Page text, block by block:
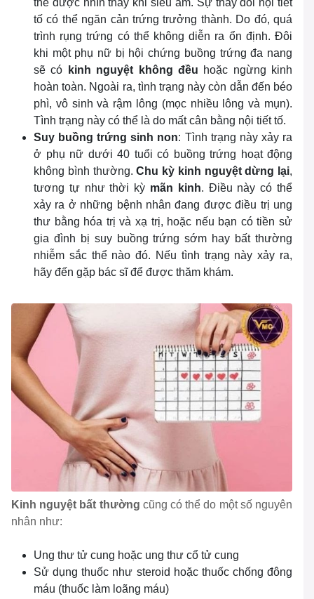
thể được nhìn thấy khi siêu âm. Sự thay đổi nội tiết
tố có thể ngăn cản trứng trưởng thành. Do đó, quá
trình rụng trứng có thể không diễn ra ổn định. Đôi
khi một phụ nữ bị hội chứng buồng trứng đa nang
sẽ có
kinh nguyệt không đều hoặc ngừng kinh
hoàn toàn. Ngoài ra, tình trạng này còn dẫn đến béo
phì, vô sinh và rậm lông (mọc nhiều lông và mụn).
Tình trạng này có thể là do mất cân bằng nội tiết tố.
Suy buồng trứng sinh non: Tình trạng này xảy ra
ở phụ nữ dưới 40 tuổi có buồng trứng hoạt động
không bình thường.Chu kỳ kinh nguyệt dừng lại,
tương tự như thời kỳ mãn kinh. Điều này có thể
xảy ra ở những bệnh nhân đang được điều trị ung
thư bằng hóa trị và xạ trị, hoặc nếu bạn có tiền sử
gia đình bị suy buồng trứng sớm hay bất thường
nhiễm sắc thể nào đó. Nếu tình trạng này xảy ra,
hãy đến gặp bác sĩ để được thăm khám.
Kinh nguyệt bất thường cũng có thể do một số nguyên
nhân như:
Ung thư tử cung hoặc ung thư cổ tử cung
Sử dụng thuốc như steroid hoặc thuốc chống đông
máu (thuốc làm loãng máu)